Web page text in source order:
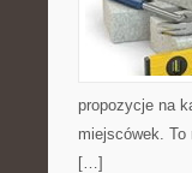
propozycje na
miejscówek.
[…]